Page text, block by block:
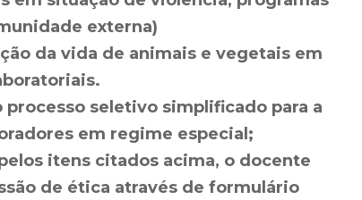
externa)
da vida de animais e vegetais em
seletivo simplificado para a
em regime especial;
itens citados acima, o docente
de ética através de formulário